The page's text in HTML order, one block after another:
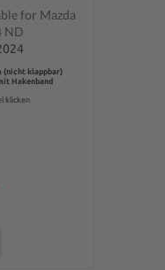
for Mazda
ND
(nicht klappbar)
Hakenband
klicken